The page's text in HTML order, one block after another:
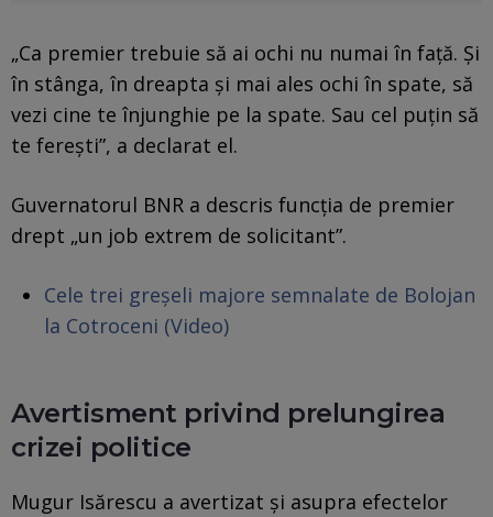
„Ca premier trebuie să ai ochi nu numai în față. Și
în stânga, în dreapta și mai ales ochi în spate, să
vezi cine te înjunghie pe la spate. Sau cel puțin să
te ferești”, a declarat el.
Guvernatorul BNR a descris funcția de premier
drept „un job extrem de solicitant”.
Cele trei greșeli majore semnalate de Bolojan
la Cotroceni (Video)
Avertisment privind prelungirea
crizei politice
Mugur Isărescu a avertizat și asupra efectelor